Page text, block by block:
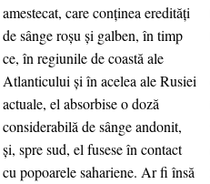
amestecat, care conţinea eredităţi
de sânge roşu şi galben, în timp
ce, în regiunile de coastă ale
Atlanticului şi în acelea ale Rusiei
actuale, el absorbise o doză
considerabilă de sânge andonit,
şi, spre sud, el fusese în contact
cu popoarele sahariene. Ar fi însă